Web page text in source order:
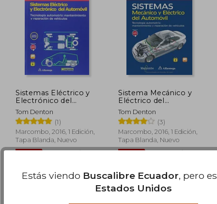
45%
dcto.
$ 124.98 45%
dcto.
Sistemas Eléctrico y
Electrónico del
Automóvil.
Tecnología
Automotriz:
Mantenimiento y
Reparación de
Vehículos
Tom Denton
(1)
Marcombo, 2016, 1 Edición,
Tapa Blanda, Nuevo
Sistema Mecánico y
Eléctrico del
Automóvil.
Tecnología
Automotriz:
Mantenimiento y
Reparación de
Vehículos
Tom Denton
(3)
Marcombo, 2016, 1 Edición,
Tapa Blanda, Nuevo
Estás viendo Buscalibre Ecuador, pero
Estados Unidos